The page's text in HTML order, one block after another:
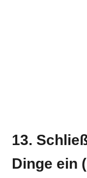
13.
Dinge ein